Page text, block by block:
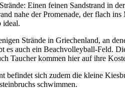
Einen feinen Sandstrand in
nahe der Promenade, der flach
ideal.
Strände in Griechenland, an
es auch ein Beachvolleyball-Feld.
Taucher kommen hier auf ihre
befindet sich zudem die kleine
schwimmen.